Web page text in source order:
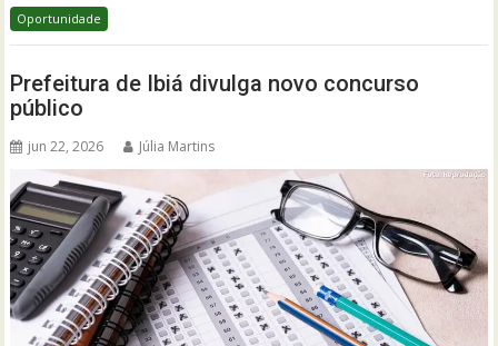
Oportunidade
Prefeitura de Ibiá divulga novo concurso
público
jun 22, 2026 Júlia Martins